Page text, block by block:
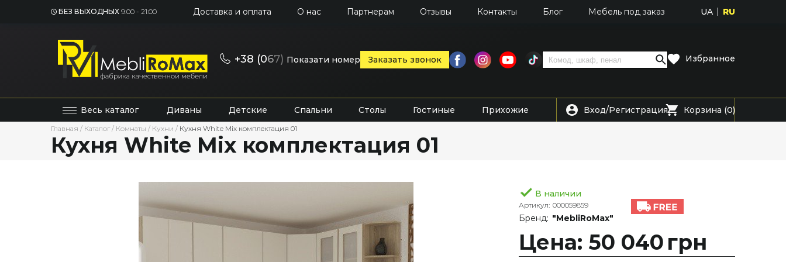
БЕЗ ВЫХОДНЫХ 9:00 - 21:00 Доставка и оплата О нас Партнерам Отзывы Контакты Блог Мебель под заказ UA RU
+38 (067) Показати номер Заказать звонок Избранное
Весь каталог Диваны Детские Спальни Столы Гостиные Прихожие Вход/Регистрация Корзина (0)
Главная / Каталог / Комнаты / Кухни / Кухня White Mix комплектация 01
Кухня White Mix комплектация 01
В наличии
Артикул: 000059859
Бренд: "MebliRoMax"
Цена: 50 040 грн